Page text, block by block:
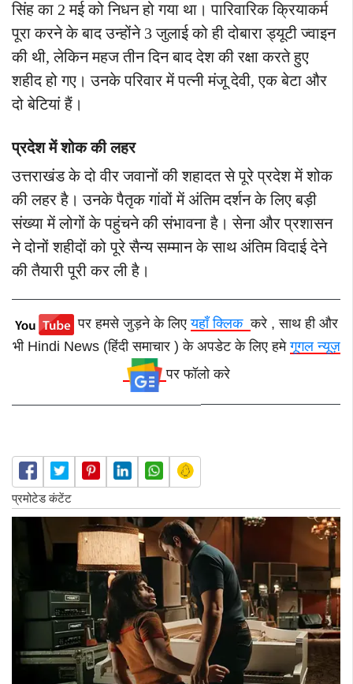
सिंह का 2 मई को निधन हो गया था। पारिवारिक क्रियाकर्म
पूरा करने के बाद उन्होंने 3 जुलाई को ही दोबारा ड्यूटी ज्वाइन
की थी, लेकिन महज तीन दिन बाद देश की रक्षा करते हुए
शहीद हो गए। उनके परिवार में पत्नी मंजू देवी, एक बेटा और
दो बेटियां हैं।
प्रदेश में शोक की लहर
उत्तराखंड के दो वीर जवानों की शहादत से पूरे प्रदेश में शोक
की लहर है। उनके पैतृक गांवों में अंतिम दर्शन के लिए बड़ी
संख्या में लोगों के पहुंचने की संभावना है। सेना और प्रशासन
ने दोनों शहीदों को पूरे सैन्य सम्मान के साथ अंतिम विदाई देने
की तैयारी पूरी कर ली है।
पर हमसे जुड़ने के लिएयहाँ क्लिककरे , साथ ही और
भी Hindi News (हिंदी समाचार ) के अपडेट के लिए हमेगूगल न्यूज़
पर फॉलो करे